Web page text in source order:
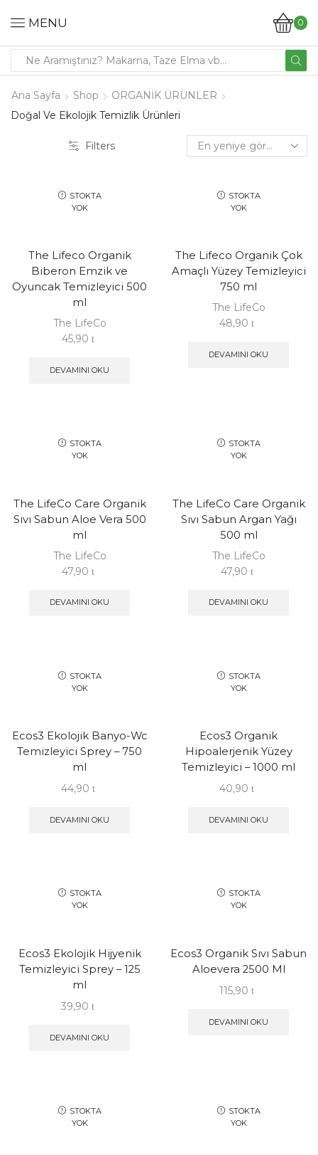
MENU 0
Ana Sayfa Shop
ORGANİK ÜRÜNLER
Doğal Ve Ekolojik Temizlik Ürünleri
Filters
STOKTA
YOK
The Lifeco Organik
Biberon Emzik ve
Oyuncak Temizleyici 500
ml
The LifeCo
45,90
DEVAMINI OKU
STOKTA
YOK
The Lifeco Organik Çok
Amaçlı Yüzey Temizleyici
750 ml
The LifeCo
48,90
DEVAMINI OKU
STOKTA
YOK
The LifeCo Care Organik
Sıvı Sabun Aloe Vera 500
ml
The LifeCo
47,90
DEVAMINI OKU
STOKTA
YOK
The LifeCo Care Organik
Sıvı Sabun Argan Yağı
500 ml
The LifeCo
47,90
DEVAMINI OKU
STOKTA
YOK
Ecos3 Ekolojik Banyo-Wc
Temizleyici Sprey – 750
ml
44,90
DEVAMINI OKU
STOKTA
YOK
Ecos3 Organik
Hipoalerjenik Yüzey
Temizleyici – 1000 ml
40,90
DEVAMINI OKU
STOKTA
YOK
Ecos3 Ekolojik Hijyenik
Temizleyici Sprey – 125
ml
39,90
DEVAMINI OKU
STOKTA
YOK
Ecos3 Organik Sıvı Sabun
Aloevera 2500 Ml
115,90
DEVAMINI OKU
STOKTA
YOK
STOKTA
YOK